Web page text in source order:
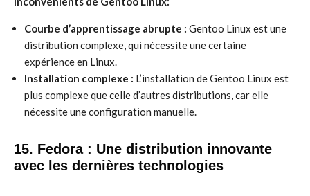
Courbe d’apprentissage abrupte : Gentoo Linux est une
distribution complexe, qui nécessite une certaine
expérience en Linux.
Installation complexe : L’installation de Gentoo Linux est
plus complexe que celle d’autres distributions, car elle
nécessite une configuration manuelle.
15. Fedora : Une distribution innovante
avec les dernières technologies